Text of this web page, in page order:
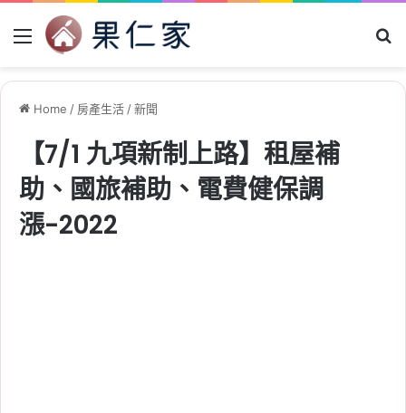
Menu
Home / 房產生活/新聞
【7/1 九項新制上路】租屋補
助、國旅補助、電費健保調
漲-2022